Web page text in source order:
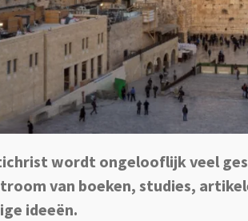
wordt ongelooflijk veel
van boeken, studies,
ideeën.